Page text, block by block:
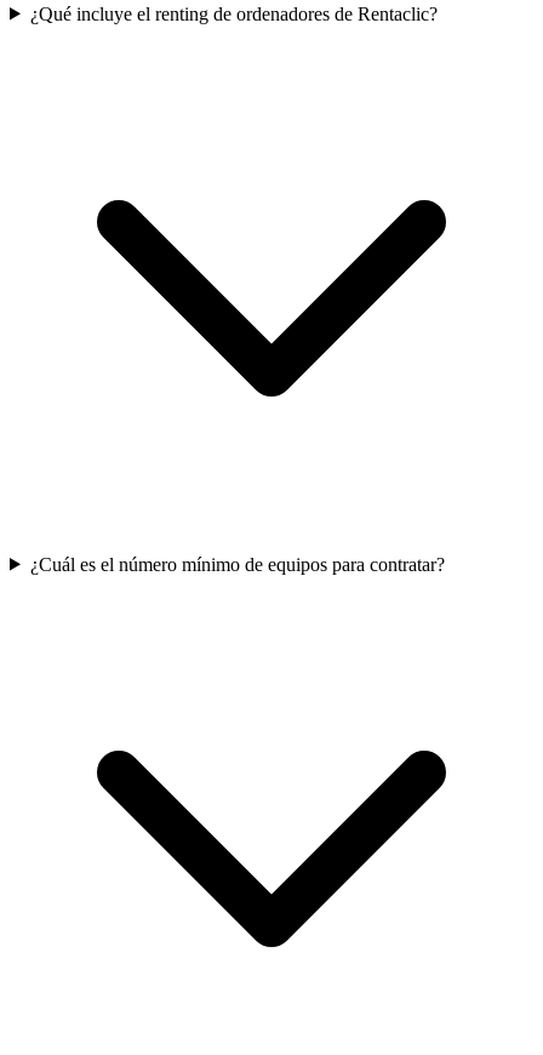
¿Qué incluye el renting de ordenadores de Rentaclic?
¿Cuál es el número mínimo de equipos para contratar?